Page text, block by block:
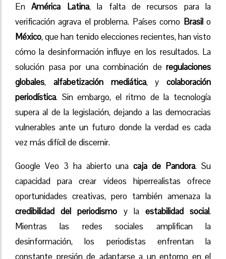
EnAmérica Latina, la falta de recursos para la
verificación agrava el problema. Países como Brasilo
México, que han tenido elecciones recientes, han visto
cómo la desinformación influye en los resultados. La
solución pasa por una combinación de regulaciones
globales, alfabetización mediática, y colaboración
periodística. Sin embargo, el ritmo de la tecnología
supera al de la legislación, dejando a las democracias
vulnerables ante un futuro donde la verdad es cada
vez más difícil de discernir.
Google Veo 3 ha abierto unacaja de Pandora. Su
capacidad para crear videos hiperrealistas ofrece
oportunidades creativas, pero también amenaza la
credibilidad del periodismo y la estabilidad social.
Mientras las redes sociales amplifican la
desinformación, los periodistas enfrentan la
constante presión de adaptarse a un entorno en el